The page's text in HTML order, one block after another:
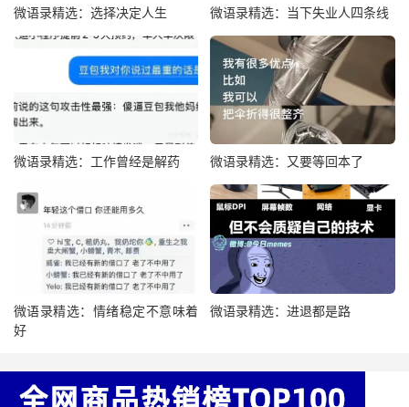
微语录精选：选择决定人生 微语录精选：当下失业人四条线
微语录精选：工作曾经是解药 微语录精选：又要等回本了
微语录精选：情绪稳定不意味着
好
微语录精选：进退都是路